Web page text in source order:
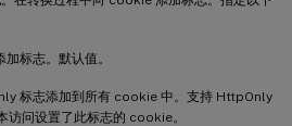
标志。默认值。
标志添加到所有 cookie 中。支持 HttpOnly
访问设置了此标志的 cookie。